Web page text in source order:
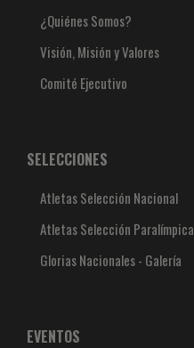
¿Quiénes Somos?
Visión, Misión y Valores
Comité Ejecutivo
SELECCIONES
Atletas Selección Nacional
Atletas Selección Paralímpica
Glorias Nacionales - Galería
EVENTOS